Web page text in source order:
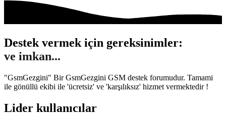
Destek vermek için gereksinimler:
Gönül...
"GsmGezgini" Bir GsmGezgini GSM destek forumudur. Tamami
ile gönüllü ekibi ile 'ücretsiz' ve 'karşılıksız' hizmet vermektedir !
Lider kullanıcılar